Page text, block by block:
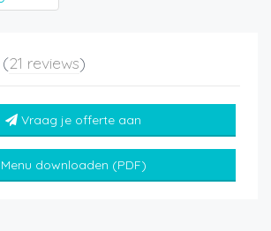
(21 reviews)
Vraag je offerte aan
Menu downloaden (PDF)